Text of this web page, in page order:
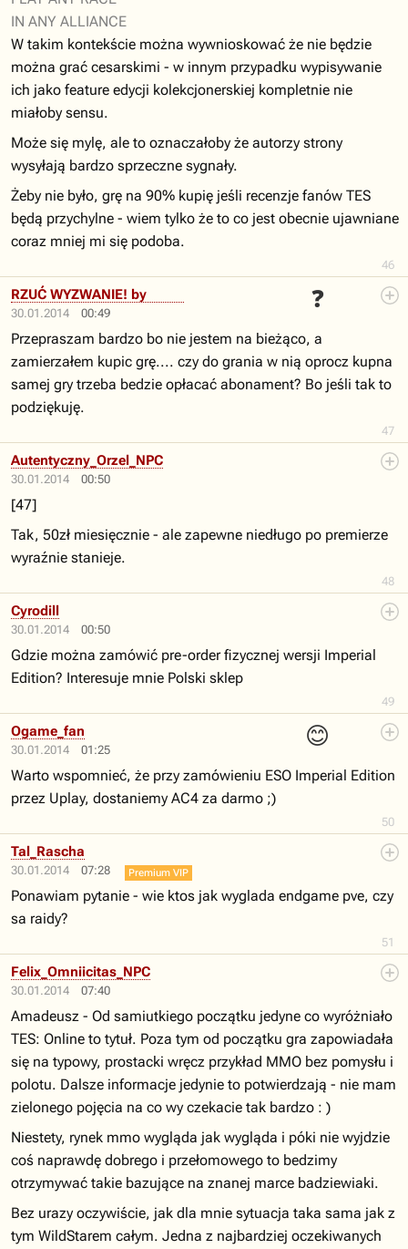
46
IN ANY ALLIANCE
W takim kontekście można wywnioskować że nie będzie
można grać cesarskimi - w innym przypadku wypisywanie
ich jako feature edycji kolekcjonerskiej kompletnie nie
miałoby sensu.
Może się mylę, ale to oznaczałoby że autorzy strony
wysyłają bardzo sprzeczne sygnały.
Żeby nie było, grę na 90% kupię jeśli recenzje fanów TES
będą przychylne - wiem tylko że to co jest obecnie ujawniane
coraz mniej mi się podoba.
30.01.2014 00:49
❓
47
RZUĆ WYZWANIE! by
Polandcation
Przepraszam bardzo bo nie jestem na bieżąco, a
zamierzałem kupic grę.... czy do grania w nią oprocz kupna
samej gry trzeba bedzie opłacać abonament? Bo jeśli tak to
podziękuję.
30.01.2014 00:50
48
Autentyczny_Orzel_NPC
[47]
Tak, 50zł miesięcznie - ale zapewne niedługo po premierze
wyraźnie stanieje.
30.01.2014 00:50
49
Cyrodill
Gdzie można zamówić pre-order fizycznej wersji Imperial
Edition? Interesuje mnie Polski sklep
30.01.2014 01:25
😊
50
Ogame_fan
Warto wspomnieć, że przy zamówieniu ESO Imperial Edition
przez Uplay, dostaniemy AC4 za darmo ;)
30.01.2014 07:28
51
Tal_Rascha
Premium VIP
Ponawiam pytanie - wie ktos jak wyglada endgame pve, czy
sa raidy?
30.01.2014 07:40
Felix_Omniicitas_NPC
Amadeusz - Od samiutkiego początku jedyne co wyróżniało
TES: Online to tytuł. Poza tym od początku gra zapowiadała
się na typowy, prostacki wręcz przykład MMO bez pomysłu i
polotu. Dalsze informacje jedynie to potwierdzają - nie mam
zielonego pojęcia na co wy czekacie tak bardzo : )
Niestety, rynek mmo wygląda jak wygląda i póki nie wyjdzie
coś naprawdę dobrego i przełomowego to bedzimy
otrzymywać takie bazujące na znanej marce badziewiaki.
Bez urazy oczywiście, jak dla mnie sytuacja taka sama jak z
tym WildStarem całym. Jedna z najbardziej oczekiwanych